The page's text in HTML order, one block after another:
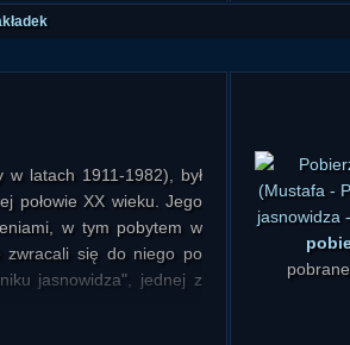
czas 00:06:08
ludzi dopadł błąd
01:06:02
w latach 1911-1982), był
połowie XX wieku. Jego
w tym pobytem w
zwracali się do niego po
jasnowidza", jednej z